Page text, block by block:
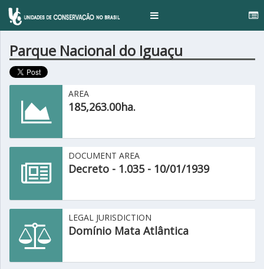
Toggle
Parque Nacional do Iguaçu
AREA
185,263.00ha.
DOCUMENT AREA
Decreto - 1.035 - 10/01/1939
LEGAL JURISDICTION
Domínio Mata Atlântica